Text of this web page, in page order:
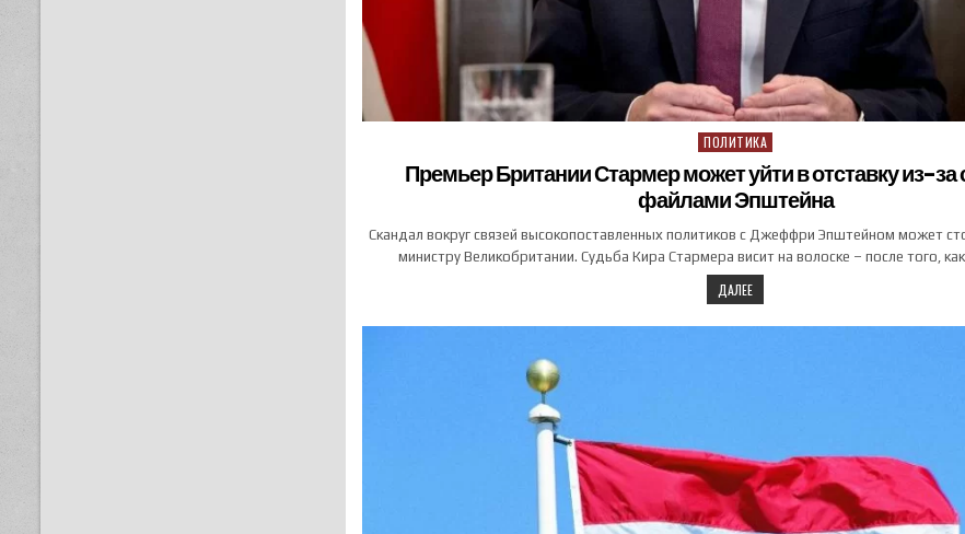
Posted in
ПОЛИТИКА
Премьер Британии Стармер может уйти в отставку из-за
файлами Эпштейна
Скандал вокруг связей высокопоставленных политиков с Джеффри Эпштейном может
министру Великобритании. Судьба Кира Стармера висит на волоске – после того,
ДАЛЕЕ